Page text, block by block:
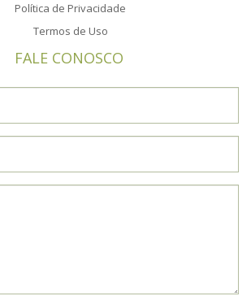
Política de Privacidade
Termos de Uso
FALE CONOSCO